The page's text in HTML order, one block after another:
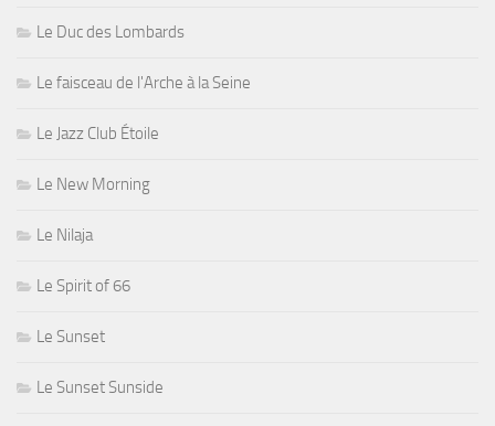
Le Duc des Lombards
Le faisceau de l'Arche à la Seine
Le Jazz Club Étoile
Le New Morning
Le Nilaja
Le Spirit of 66
Le Sunset
Le Sunset Sunside